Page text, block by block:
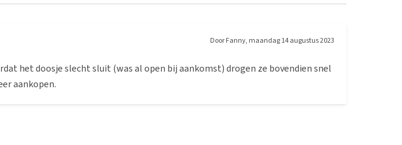
DoorFanny, maandag 14 augustus 2023
het doosje slecht sluit (was al open bij aankomst) drogen ze bovendien snel
aankopen.